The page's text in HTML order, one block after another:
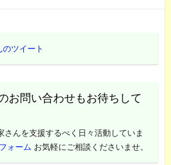
ツイート
お問い合わせもお待ちして
さんを支援するべく日々活動していま
ォーム お気軽にご相談くださいませ。